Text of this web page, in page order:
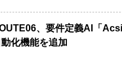
、要件定義AI「
動化機能を追加